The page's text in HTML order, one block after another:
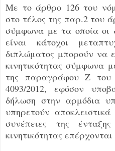
Με το άρθρο 126 του
στο τέλος της παρ.2 του
σύμφωνα με τα οποία οι
είναι κάτοχοι
διπλώματος μπορούν να
κινητικότητας σύμφωνα
της παραγράφου Ζ
4093/2012, εφόσον
δήλωση στην αρμόδια
υπηρετούν
συνέπειες της
κινητικότητας